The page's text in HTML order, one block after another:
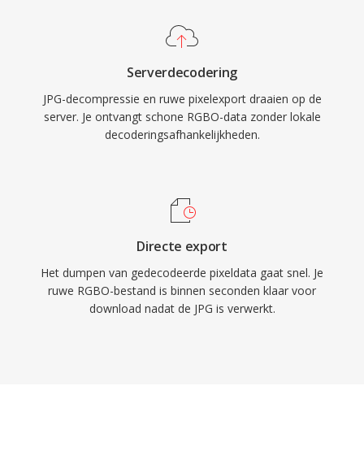
Serverdecodering
JPG-decompressie en ruwe pixelexport draaien op de
server. Je ontvangt schone RGBO-data zonder lokale
decoderingsafhankelijkheden.
Directe export
Het dumpen van gedecodeerde pixeldata gaat snel. Je
ruwe RGBO-bestand is binnen seconden klaar voor
download nadat de JPG is verwerkt.